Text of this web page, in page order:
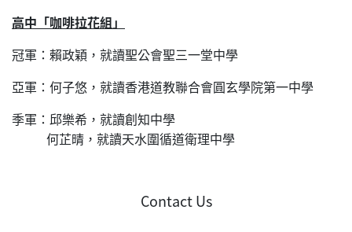
高中「咖啡拉花組」
冠軍：賴政穎，就讀聖公會聖三一堂中學
亞軍：何子悠，就讀香港道教聯合會圓玄學院第一中學
季軍：邱樂希，就讀創知中學
何芷晴，就讀天水圍循道衛理中學
Contact Us